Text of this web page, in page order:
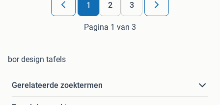
1 2 3
Pagina 1 van 3
bor design tafels
Gerelateerde zoektermen